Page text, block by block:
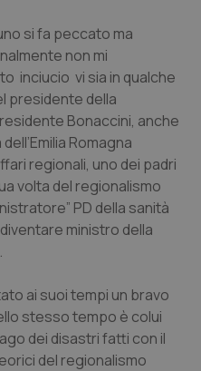
si fa peccato ma
non mi
inciucio vi sia in qualche
presidente della
Bonaccini, anche
Romagna
regionali, uno dei padri
volta del regionalismo
PD della sanità
ministro della
ai suoi tempi un bravo
stesso tempo è colui
dei disastri fatti con il
del regionalismo